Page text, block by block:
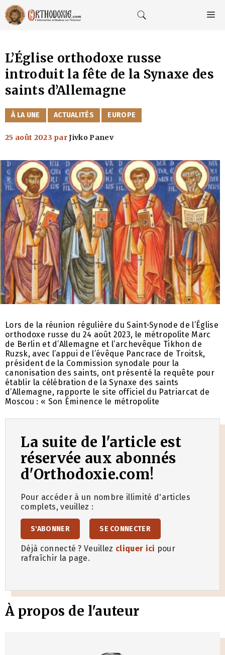
Aller
au
contenu
L’Église orthodoxe russe
introduit la fête de la Synaxe des
saints d’Allemagne
CATÉGORIES
À LA UNE ACTUALITÉS EUROPE
25 août 2023 parJivko Panev
Lors de la réunion régulière du Saint-Synode de l’Église
orthodoxe russe du 24 août 2023, le métropolite Marc
de Berlin et d’Allemagne et l’archevêque Tikhon de
Ruzsk, avec l’appui de l’évêque Pancrace de Troitsk,
président de la Commission synodale pour la
canonisation des saints, ont présenté la requête pour
établir la célébration de la Synaxe des saints
d’Allemagne, rapporte le site officiel du Patriarcat de
Moscou : « Son Éminence le métropolite
La suite de l'article est
réservée aux abonnés
d'Orthodoxie.com!
Pour accéder à un nombre illimité d'articles
complets, veuillez :
S'ABONNER SE CONNECTER
Déjà connecté ? Veuillez cliquer ici pour
rafraîchir la page.
À propos de l'auteur